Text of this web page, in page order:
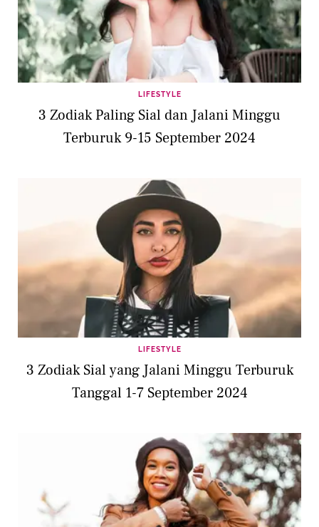
LIFESTYLE
3 Zodiak Paling Sial dan Jalani Minggu
Terburuk 9-15 September 2024
LIFESTYLE
3 Zodiak Sial yang Jalani Minggu Terburuk
Tanggal 1-7 September 2024